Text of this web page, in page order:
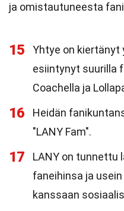
ja omistautuneesta
15
Yhtye on kiertänyt
esiintynyt suurilla
Coachella ja
16
Heidän
"LANY Fam".
17
LANY on tunnettu
faneihinsa ja
kanssaan